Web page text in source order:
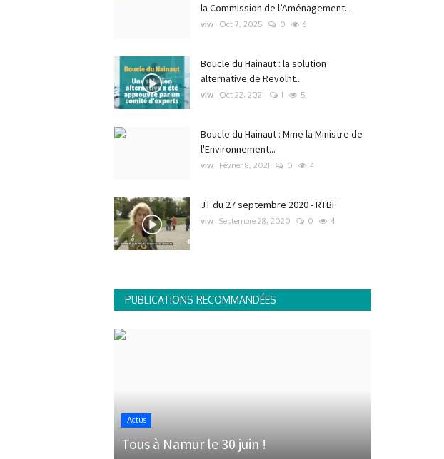
la Commission de l’Aménagement...
viw Oct 7, 2025 0 6
Boucle du Hainaut : la solution
alternative de Revolht...
viw Oct 22, 2021 1 5
Boucle du Hainaut : Mme la Ministre de
l'Environnement...
viw Février 8, 2021 0 4
JT du 27 septembre 2020 - RTBF
viw Septembre 28, 2020 0 4
PUBLICATIONS RECOMMANDÉES
Actus
Tous à Namur le 30 juin !